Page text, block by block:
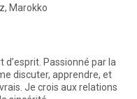
Marokko
discuter, apprendre, et
Je crois aux relations